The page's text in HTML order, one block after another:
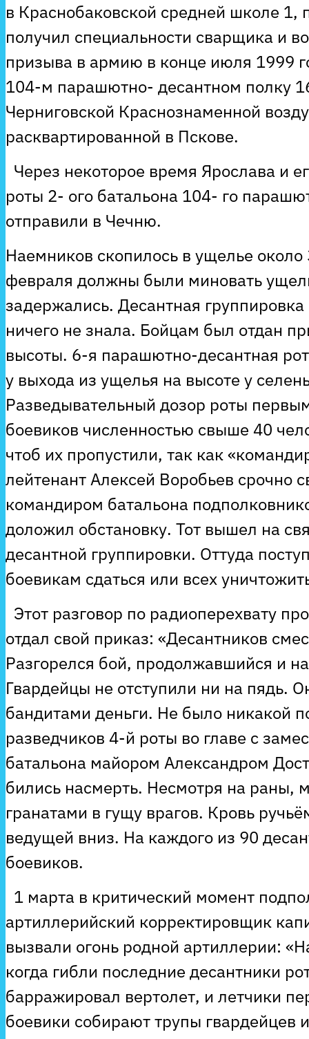
в Краснобаковской средней школе 1,
получил специальности сварщика и
призыва в армию в конце июля 1999
104-м парашютно- десантном полку
Черниговской Краснознаменной
расквартированной в Пскове.
Через некоторое время Ярослава и
роты 2- ого батальона 104- го
отправили в Чечню.
Наемников скопилось в ущелье
февраля должны были миновать
задержались. Десантная
ничего не знала. Бойцам был отдан
высоты. 6-я парашютно-десантная
у выхода из ущелья на высоте у
Разведывательный дозор роты
боевиков численностью свыше 40
чтоб их пропустили, так как
лейтенант Алексей Воробьев срочно
командиром батальона
доложил обстановку. Тот вышел на
десантной группировки. Оттуда
боевикам сдаться или всех
Этот разговор по радиоперехвату
отдал свой приказ: «Десантников
Разгорелся бой, продолжавшийся и
Гвардейцы не отступили ни на пядь.
бандитами деньги. Не было никакой
разведчиков 4-й роты во главе с
батальона майором Александром
бились насмерть. Несмотря на раны,
гранатами в гущу врагов. Кровь
ведущей вниз. На каждого из 90
боевиков.
1 марта в критический момент
артиллерийский корректировщик
вызвали огонь родной артиллерии:
когда гибли последние десантники
барражировал вертолет, и летчики
боевики собирают трупы гвардейцев